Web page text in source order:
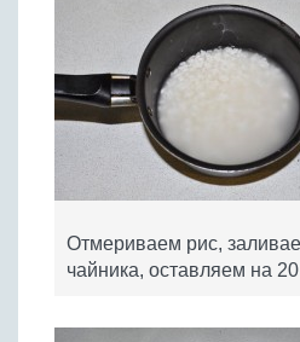
Отмериваем рис,
чайника, оставляем на